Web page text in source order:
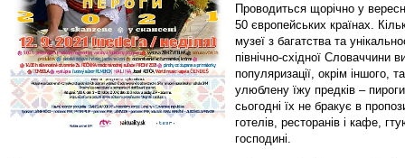
Проводиться щорічно у
50 європейських країнах.
музеї з багатства та
північно-східної Словаччини
популяризації, окрім іншого,
улюблену їжу предків –
сьогодні їх не бракує в
готелів, ресторанів і кафе,
господині.